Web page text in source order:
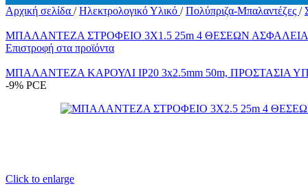
Λαμπτήρες Χοιροστασίου
Λαμπτήρες LED
Λαμπτήρες LED B22
E14
E27
Λαμπτήρες LED G9 / G4/R7S
Λαμπτήρες LED G53 / G5.3
Λαμπτήρες LED TUBE T5 / T8
Λαμπτήρες LED 42V
Αρχική σελίδα / Ηλεκτρολογικό Υλικό / Πολύπριζα-Μπαλαντέζες /
ΜΠΑΛΑΝΤΕΖΑ ΣΤΡΟΦΕΙΟ 3X1.5 25m 4 ΘΕΣΕΩΝ
Επιστροφή στα προϊόντα
ΜΠΑΛΑΝΤΕΖΑ ΚΑΡΟΥΛΙ IP20 3x2.5mm 50m,
-9% PCE
Click to enlarge